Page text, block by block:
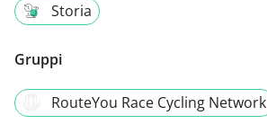
Storia
Gruppi
RouteYou Race Cycling Network